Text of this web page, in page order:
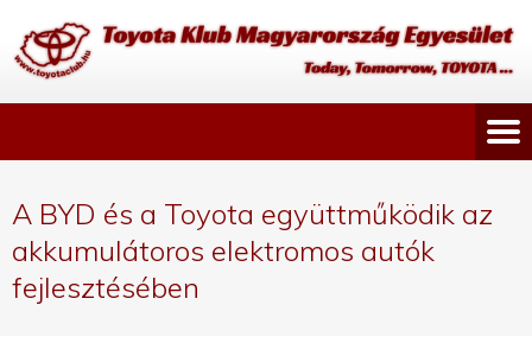
A BYD és a Toyota együttműködik az
akkumulátoros elektromos autók
fejlesztésében